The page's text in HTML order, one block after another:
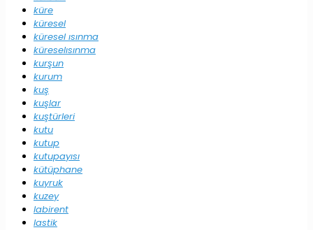
küre
küresel
küresel ısınma
küreselısınma
kurşun
kurum
kuş
kuşlar
kuştürleri
kutu
kutup
kutupayısı
kütüphane
kuyruk
kuzey
labirent
lastik